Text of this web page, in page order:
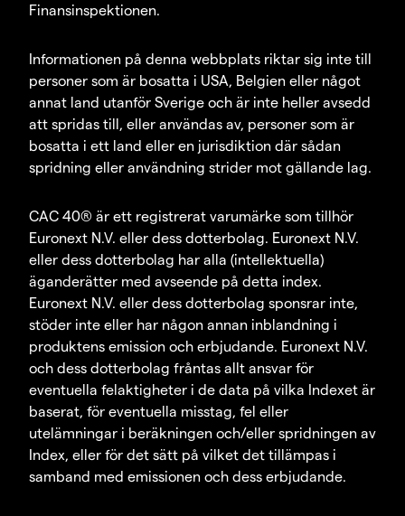
Finansinspektionen.
Informationen på denna webbplats riktar sig inte till
personer som är bosatta i USA, Belgien eller något
annat land utanför Sverige och är inte heller avsedd
att spridas till, eller användas av, personer som är
bosatta i ett land eller en jurisdiktion där sådan
spridning eller användning strider mot gällande lag.
CAC 40® är ett registrerat varumärke som tillhör
Euronext N.V. eller dess dotterbolag. Euronext N.V.
eller dess dotterbolag har alla (intellektuella)
äganderätter med avseende på detta index.
Euronext N.V. eller dess dotterbolag sponsrar inte,
stöder inte eller har någon annan inblandning i
produktens emission och erbjudande. Euronext N.V.
och dess dotterbolag fråntas allt ansvar för
eventuella felaktigheter i de data på vilka Indexet är
baserat, för eventuella misstag, fel eller
utelämningar i beräkningen och/eller spridningen av
Index, eller för det sätt på vilket det tillämpas i
samband med emissionen och dess erbjudande.